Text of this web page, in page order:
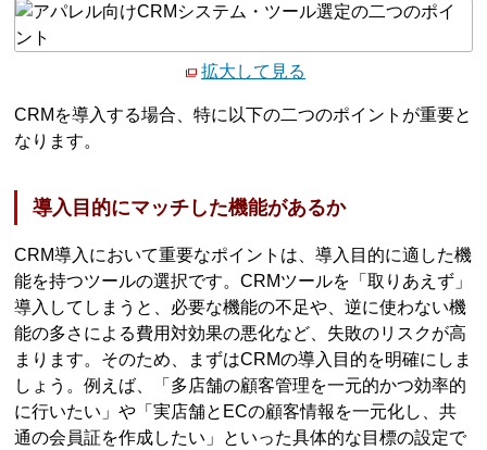
拡大して見る
CRMを導入する場合、特に以下の二つのポイントが重要と
なります。
導入目的にマッチした機能があるか
CRM導入において重要なポイントは、導入目的に適した機
能を持つツールの選択です。CRMツールを「取りあえず」
導入してしまうと、必要な機能の不足や、逆に使わない機
能の多さによる費用対効果の悪化など、失敗のリスクが高
まります。そのため、まずはCRMの導入目的を明確にしま
しょう。例えば、「多店舗の顧客管理を一元的かつ効率的
に行いたい」や「実店舗とECの顧客情報を一元化し、共
通の会員証を作成したい」といった具体的な目標の設定で